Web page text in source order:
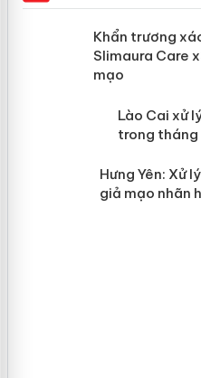
Khẩn trương
Slimaura Care
mạo
Lào Cai
mại trong